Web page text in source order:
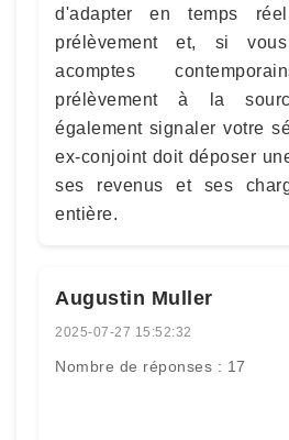
d'adapter en temps
prélèvement et, si
acomptes
prélèvement à la
également signaler votre
ex-conjoint doit déposer
ses revenus et ses
entière.
Augustin Muller
2025-07-27 15:52:32
Nombre de réponses : 17